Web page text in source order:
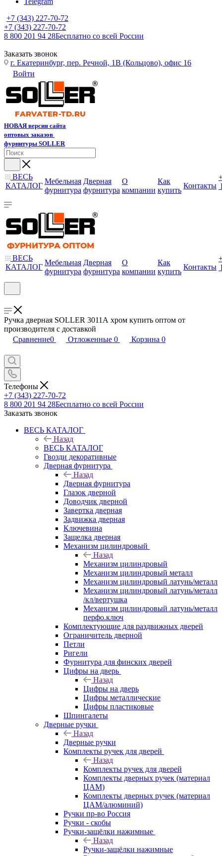
+7 (343) 227-70-72
+7 (343) 227-70-72
8 800 201 94 28Бесплатно со всей России
Заказать звонок
г. Екатеринбург, пер. Речной, 1В (Кольцово), офис 16
Войти
НОВАЯ версия сайта
оптовых заказов
фурнитуры SOLLER
ВЕСЬ
КАТАЛОГ
Мебельная
фурнитура
Дверная
фурнитура
О
компании
Как
купить
Контакты
ВЕСЬ
КАТАЛОГ
Мебельная
фурнитура
Дверная
фурнитура
О
компании
Как
купить
Контакты
Ручка дверная SOLLER 3011А хром купить оптом от
производителя с доставкой
Сравнение0 Отложенные 0 Корзина 0
Телефоны
+7 (343) 227-70-72
8 800 201 94 28Бесплатно со всей России
Заказать звонок
ВЕСЬ КАТАЛОГ
Назад
ВЕСЬ КАТАЛОГ
Гвозди декоративные
Дверная фурнитура
Назад
Дверная фурнитура
Глазок дверной
Доводчик дверной
Завертка дверная
Задвижка дверная
Ключевина
Защелка дверная
Механизм цилиндровый
Назад
Механизм цилиндровый
Механизм цилиндровый металл
Механизм цилиндровый латунь/металл
Механизм цилиндровый латунь/металл
/кл/вертушка
Механизм цилиндровый латунь/металл
перфо.ключ
Комплектующие для раздвижных дверей
Ограничитель дверной
Петли
Ригели
Фурнитура для финских дверей
Цифры на дверь
Назад
Цифры на дверь
Цифры металлические
Цифры пластиковые
Шпингалеты
Дверные ручки
Назад
Дверные ручки
Комплекты ручек для дверей
Назад
Комплекты ручек для дверей
Комплекты дверных ручек (материал
ЦАМ)
Комплекты дверных ручек (материал
ЦАМ/алюминий)
Ручки пр-во Россия
Ручки - скобы
Ручки-защёлки нажимные
Назад
Ручки-защёлки нажимные